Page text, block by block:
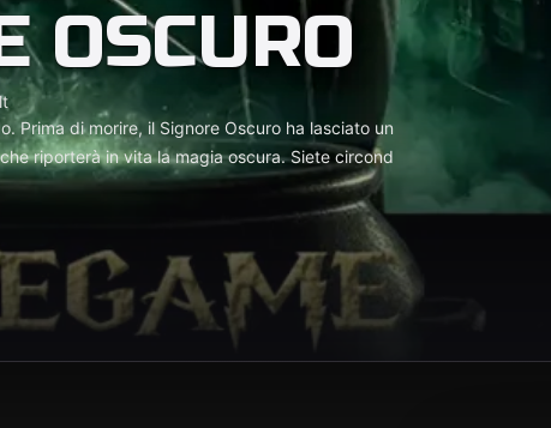
OSCURO
Prima di morire, il Signore Oscuro ha lasciato un
riporterà in vita la magia oscura. Siete circond